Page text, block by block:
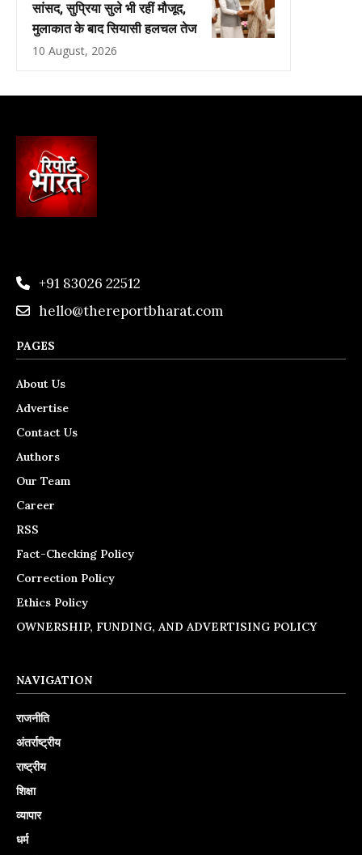
सांसद, सुप्रिया सुले भी रहीं मौजूद,
मुलाकात के बाद सियासी हलचल तेज
10 August, 2026
+91 83026 22512
hello@thereportbharat.com
PAGES
About Us
Advertise
Contact Us
Authors
Our Team
Career
RSS
Fact-Checking Policy
Correction Policy
Ethics Policy
OWNERSHIP, FUNDING, AND ADVERTISING POLICY
NAVIGATION
राजनीति
अंतर्राष्ट्रीय
राष्ट्रीय
शिक्षा
व्यापार
धर्म